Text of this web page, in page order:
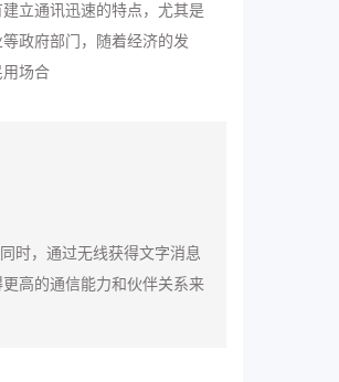
立通讯迅速的特点，尤其是
政府部门，随着经济的发
用场合
时，通过无线获得文字消息
高的通信能力和伙伴关系来